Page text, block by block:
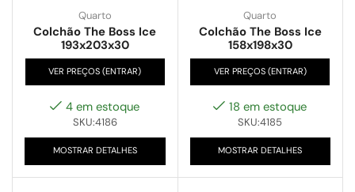
Quarto
Colchão The Boss Ice
193x203x30
VER PREÇOS (ENTRAR)
4 em estoque
SKU:4186
MOSTRAR DETALHES
Quarto
Colchão The Boss Ice
158x198x30
VER PREÇOS (ENTRAR)
18 em estoque
SKU:4185
MOSTRAR DETALHES